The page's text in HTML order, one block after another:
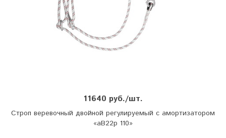
11640 руб./шт.
Строп веревочный двойной регулируемый с амортизатором
«аВ22р 110»